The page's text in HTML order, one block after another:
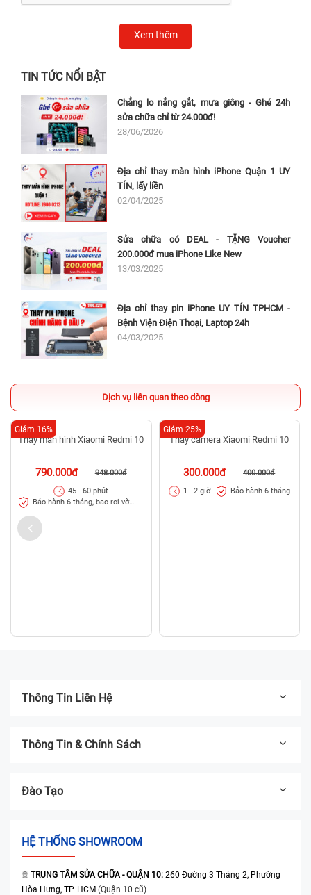
Xem thêm
TIN TỨC NỔI BẬT
Chẳng lo nắng gắt, mưa giông - Ghé 24h
sửa chữa chỉ từ 24.000đ!
28/06/2026
Địa chỉ thay màn hình iPhone Quận 1 UY
TÍN, lấy liền
02/04/2025
Sửa chữa có DEAL - TẶNG Voucher
200.000đ mua iPhone Like New
13/03/2025
Địa chỉ thay pin iPhone UY TÍN TPHCM -
Bệnh Viện Điện Thoại, Laptop 24h
04/03/2025
Dịch vụ liên quan theo dòng
Giảm 16%
kính
Thay camera Xiaomi Redmi 10
300.000đ 400.000đ
Giảm 25%
1 - 2 giờ Bảo hành 6 tháng
Thông Tin Liên Hệ
Thông Tin & Chính Sách
Đào Tạo
HỆ THỐNG SHOWROOM
TRUNG TÂM SỬA CHỮA - QUẬN 10: 260 Đường 3 Tháng 2, Phường
Hòa Hưng, TP. HCM (Quận 10 cũ)